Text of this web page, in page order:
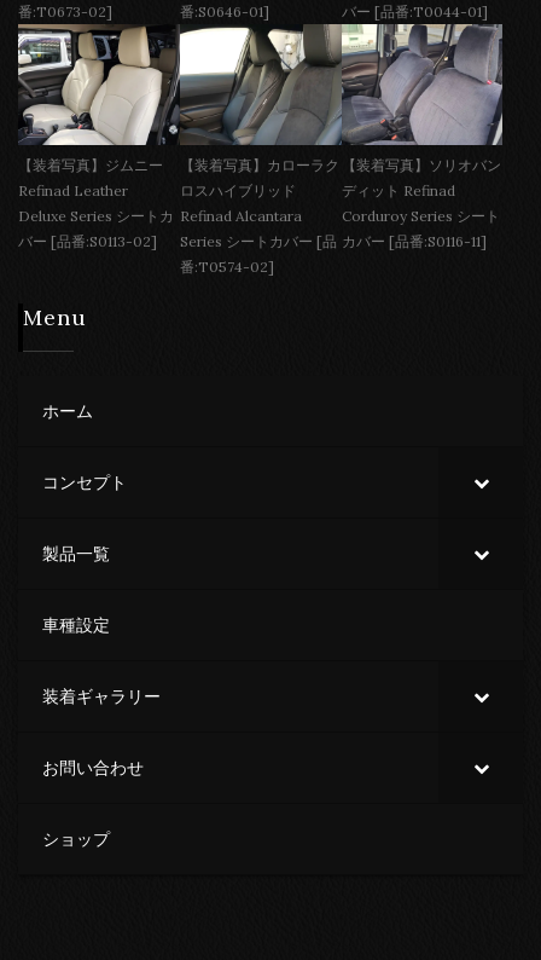
番:T0673-02]
番:S0646-01]
バー [品番:T0044-01]
【装着写真】ジムニー
Refinad Leather
Deluxe Series シートカ
バー [品番:S0113-02]
【装着写真】カローラク
ロスハイブリッド
Refinad Alcantara
Series シートカバー [品
番:T0574-02]
【装着写真】ソリオバン
ディット Refinad
Corduroy Series シート
カバー [品番:S0116-11]
Menu
ホーム
コンセプト
製品一覧
車種設定
装着ギャラリー
お問い合わせ
ショップ